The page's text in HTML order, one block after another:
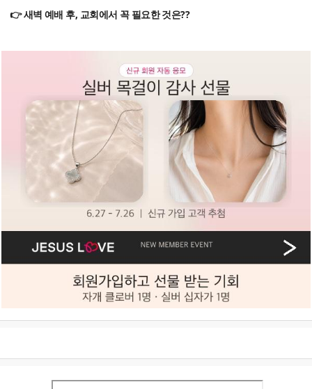
👉 새벽 예배 후, 교회에서 꼭 필요한 것은??